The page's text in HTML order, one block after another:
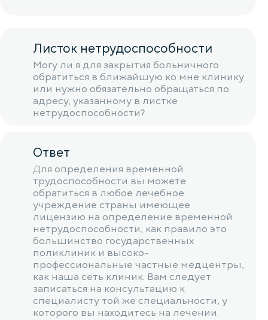
Листок нетрудоспособности
Могу ли я для закрытия больничного
обратиться в ближайшую ко мне клинику
или нужно обязательно обращаться по
адресу, указанному в листке
нетрудоспособности?
Ответ
Для определения временной
трудоспособности вы можете
обратиться в любое лечебное
учреждение страны имеющее
лицензию на определение временной
нетрудоспособности, как правило это
большинство государственных
поликлиник и высоко-
профессиональные частные медцентры,
как наша сеть клиник. Вам следует
записаться на консультацию к
специалисту той же специальности, у
которого вы находитесь на лечении.